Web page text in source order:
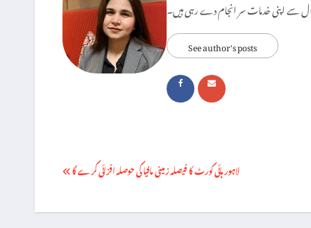
See author's posts
Postلاہور ہائی کورٹ کا فیصلہ زمینی مافیا کی حوصلہ افزائی کرے گا